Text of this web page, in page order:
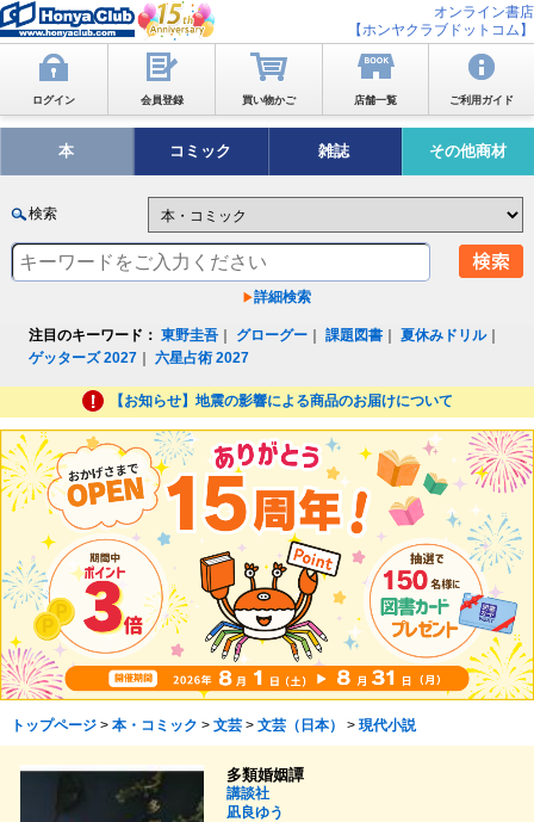
オンライン書店
【ホンヤクラブドットコム】
ログイン 会員登録 買い物かご 店舗一覧 ご利用ガイド
本 コミック 雑誌 その他商材
検索
詳細検索
注目のキーワード： 東野圭吾 グローグー ｜課題図書 ｜夏休みドリル｜
ゲッターズ 2027 ｜六星占術 2027
【お知らせ】地震の影響による商品のお届けについて
トップページ> 本・コミック > 文芸> 文芸（日本） > 現代小説
多類婚姻譚
講談社
凪良ゆう